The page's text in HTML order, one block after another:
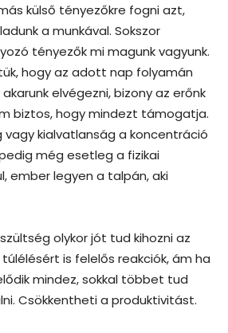
külső tényezőkre fogni azt,
a munkával. Sokszor
tényezők mi magunk vagyunk.
hogy az adott nap folyamán
elvégezni, bizony az erőnk
biztos, hogy mindezt támogatja.
kialvatlanság a koncentráció
még esetleg a fizikai
ember legyen a talpán, aki
olykor jót tud kihozni az
is felelős reakciók, ám ha
mindez, sokkal többet tud
Csökkentheti a produktivitást.